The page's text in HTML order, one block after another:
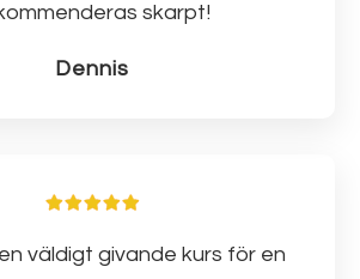
skarpt!
Dennis
väldigt givande kurs för en